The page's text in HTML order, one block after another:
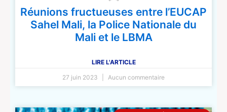
Réunions fructueuses entre l’EUCAP
Sahel Mali, la Police Nationale du
Mali et le LBMA
LIRE L'ARTICLE
27 juin 2023
Aucun commentaire